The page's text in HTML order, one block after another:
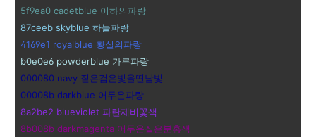
5f9ea0 cadetblue 이하의파랑
87ceeb skyblue 하늘파랑
4169e1 royalblue 황실의파랑
b0e0e6 powderblue 가루파랑
000080 navy 짙은검은빛을띤남빛
00008b darkblue 어두운파랑
8a2be2 blueviolet 파란제비꽃색
8b008b darkmagenta 어두운짙은분홍색